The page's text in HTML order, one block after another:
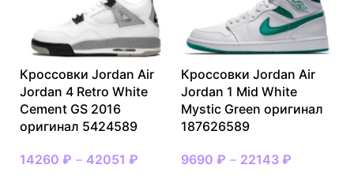
Кроссовки Jordan Air
Jordan 4 Retro White
Cement GS 2016
оригинал 5424589
14260 ₽ – 42051 ₽
Кроссовки Jordan Air
Jordan 1 Mid White
Mystic Green оригинал
187626589
9690 ₽ – 22143 ₽